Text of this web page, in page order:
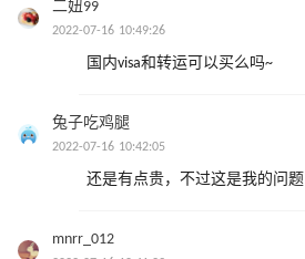
二妞99
2022-07-16 10:49:26
国内visa和转运可以买么吗~
兔子吃鸡腿
2022-07-16 10:42:05
还是有点贵，不过这是我的问题
mnrr_012